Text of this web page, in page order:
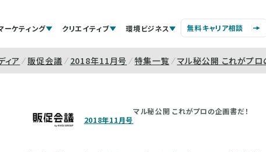
ーケティング クリエイティブ 環境ビジネス 無料キャリア相談
ィア 販促会議 2018年11月号 特集一覧 マル秘公開 これがプロ
2018年11月号
マル秘公開 これがプロの企画書だ！